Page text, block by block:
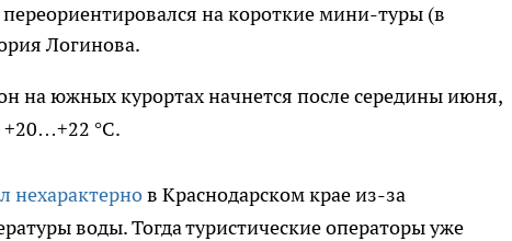
на короткие мини-туры (в
Логинова.
на южных курортах начнется после середины июня,
+20…+22 °C.
нехарактернов Краснодарском крае из-за
воды. Тогда туристические операторы уже